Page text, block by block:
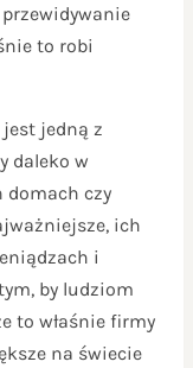
to robi
jedną z
daleko w
domach czy
ich
i
by ludziom
to właśnie firmy
na świecie